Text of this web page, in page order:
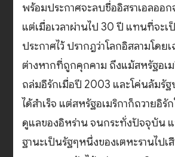
พร้อมประกาศจะลบชื่ออิสราเอลออ
แต่เมื่อเวลาผ่านไป 30 ปี แทนที่จะเ
ประกาศไว้ ปรากฎว่าโลกอิสลามโดย
ต่างหากที่ถูกคุกคาม ถึงแม้สหรัฐอเ
ถล่มอีรักเมื่อปี 2003 และโค่นล้มรั
ได้สำเร็จ แต่สหรัฐอเมริกาก็ถวายอิรั
ดูแลของอิหร่าน จนกระทั่งปัจจุบัน
ฐานะเป็นรัฐๆหนึ่งของเตหะรานไป